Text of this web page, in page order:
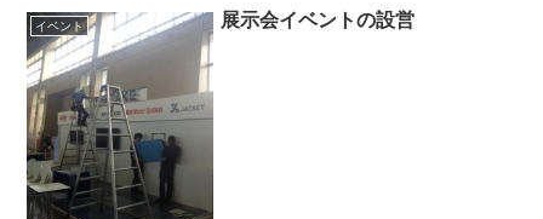
イベント 展示会イベントの設営